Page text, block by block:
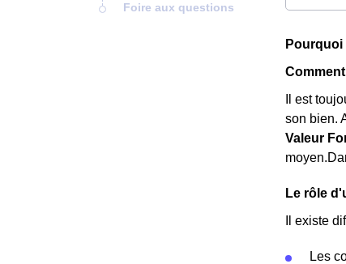
Foire aux questions
Il est
son bien.
Valeur
Le rôle
Il existe
Les